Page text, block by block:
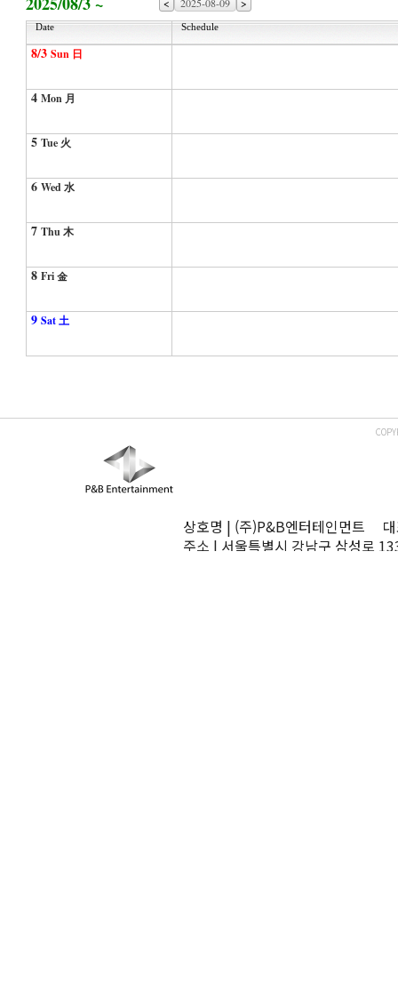
Date Schedule
8/3 Sun 日
4 Mon 月
5 Tue 火
6 Wed 水
7 Thu 木
8 Fri 金
9 Sat 土
상호명 | (주)P&B엔터테인먼트
주소 | 서울특별시 강남구 삼성로